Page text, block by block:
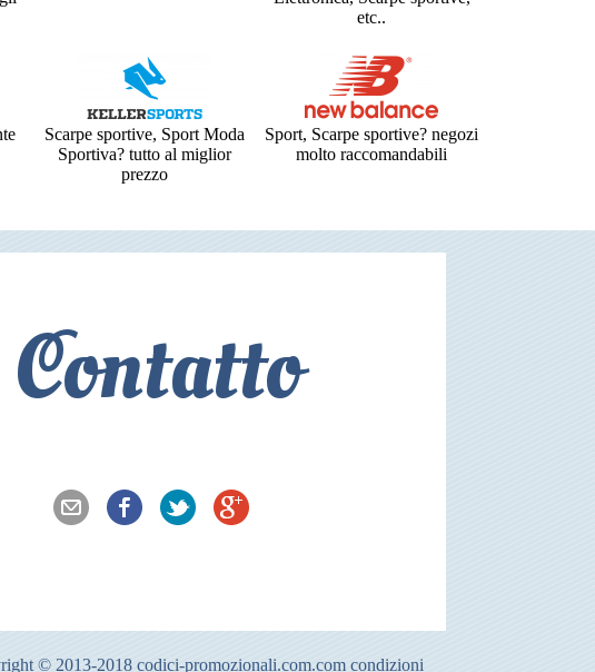
etc..
Scarpe sportive, Sport Moda
Sportiva? tutto al miglior
prezzo
Sport, Scarpe sportive? negozi
molto raccomandabili
Contatto
© 2013-2018 codici-promozionali.com.com condizioni